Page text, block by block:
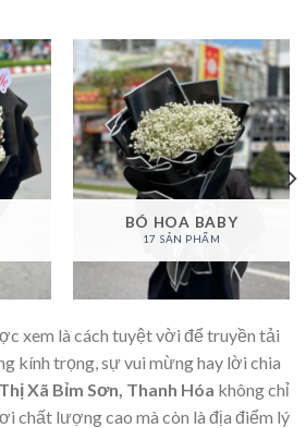
BÓ HOA BABY
17 SẢN PHẨM
xem là cách tuyệt vời để truyền tải
kính trọng, sự vui mừng hay lời chia
Xã Bỉm Sơn, Thanh Hóa không chỉ
chất lượng cao mà còn là địa điểm lý